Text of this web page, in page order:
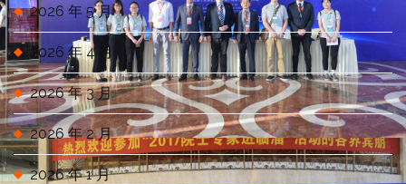
2026 年 5 月
2026 年 4 月
2026 年 3 月
2026 年 2 月
2026 年 1 月